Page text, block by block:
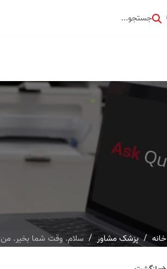
جستجو...
خانه پزشک مشاور سلام. وقت شما بخیر. من۳۴ سال سن دارم. بندرعباس زندگی میکنم...